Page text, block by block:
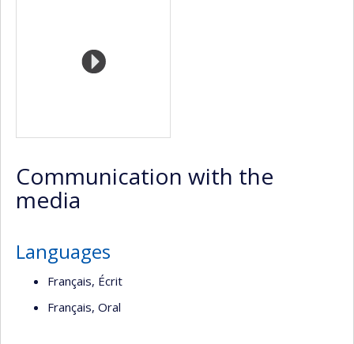
de
recherche
Communication with the
media
Languages
Français, Écrit
Français, Oral